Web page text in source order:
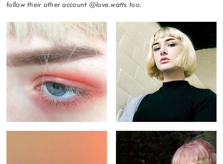
follow their other account @love.watts too.